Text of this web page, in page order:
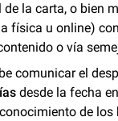
la carta, o bien
física u online)
o vía
comunicar el
desde la fecha
de los